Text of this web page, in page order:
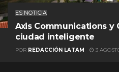
ES NOTICIA
Axis Communications y
ciudad inteligente
POR REDACCIÓN LATAM 3